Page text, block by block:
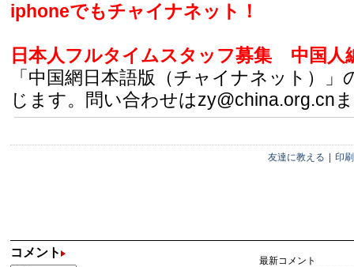
iphoneでもチャイナネット！
日本人フルタイムスタッフ募集
中国人
「中国網日本語版（チャイナネット）」
じます。問い合わせはzy@china.org.cn
友達に教える 印刷
コメント
最新コメント